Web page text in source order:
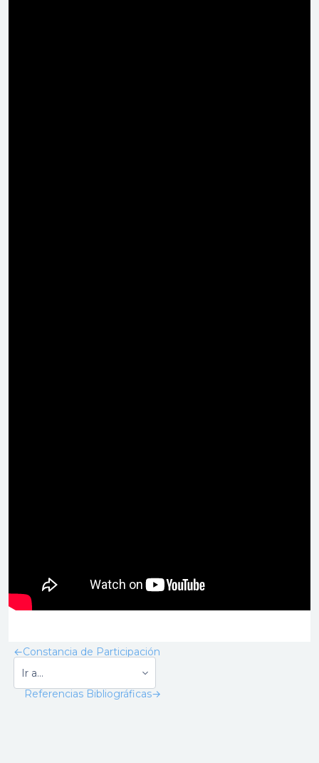
←Constancia de Participación
→
Referencias Bibliográficas